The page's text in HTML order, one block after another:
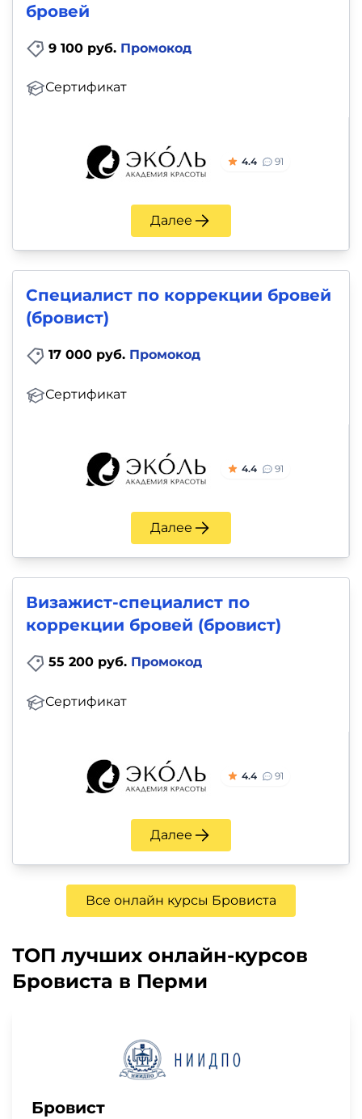
бровей
9 100 руб. Промокод
Сертификат
4.4 91
Далее
Специалист по коррекции бровей
(бровист)
17 000 руб. Промокод
Сертификат
4.4 91
Далее
Визажист-специалист по
коррекции бровей (бровист)
55 200 руб. Промокод
Сертификат
4.4 91
Далее
Все онлайн курсы Бровиста
ТОП лучших онлайн-курсов
Бровиста в Перми
Бровист